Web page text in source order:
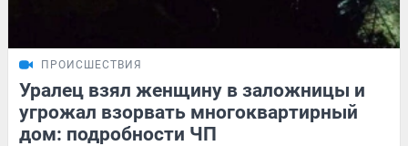
ПРОИСШЕСТВИЯ
Уралец взял женщину в заложницы и
угрожал взорвать многоквартирный
дом: подробности ЧП